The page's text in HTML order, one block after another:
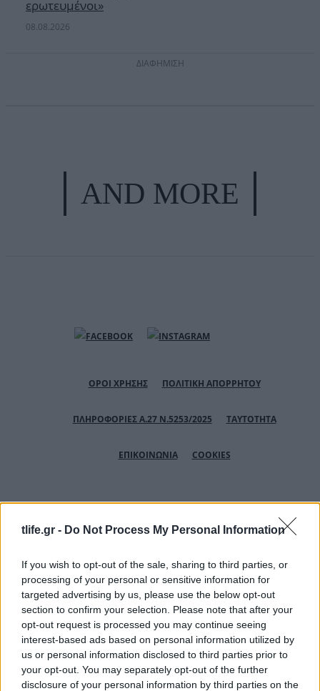
tlife.gr - Do Not Process My Personal Information
If you wish to opt-out of the sale, sharing to third parties, or
processing of your personal or sensitive information for
targeted advertising by us, please use the below opt-out
section to confirm your selection. Please note that after your
opt-out request is processed you may continue seeing
interest-based ads based on personal information utilized by
us or personal information disclosed to third parties prior to
your opt-out. You may separately opt-out of the further
disclosure of your personal information by third parties on the
ερωτευμένοι»
08.08.2026
ΔΙΑΦΗΜΙΣΗ
AND MORE
ΟΡΟΙ ΧΡΗΣΗΣ ΠΟΛΙΤΙΚΗ ΑΠΟΡΡΗΤΟΥ
ΠΛΗΡΟΦΟΡΙΕΣ Α.27 Ν.5253/2025 ΤΑΥΤΟΤΗΤΑ
ΕΠΙΚΟΙΝΩΝΙΑ COOKIES
Αριθμός Πιστοποίησης Μ.Η.Τ.232164